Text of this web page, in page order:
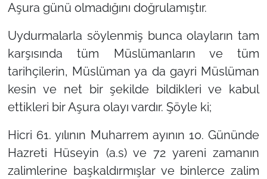
Aşura günü olmadığını doğrulamıştır.
Uydurmalarla söylenmiş bunca olayların tam
karşısında tüm Müslümanların ve tüm
tarihçilerin, Müslüman ya da gayri Müslüman
kesin ve net bir şekilde bildikleri ve kabul
ettikleri bir Aşura olayı vardır. Şöyle ki;
Hicri 61. yılının Muharrem ayının 10. Gününde
Hazreti Hüseyin (a.s) ve 72 yareni zamanın
zalimlerine başkaldırmışlar ve binlerce zalim